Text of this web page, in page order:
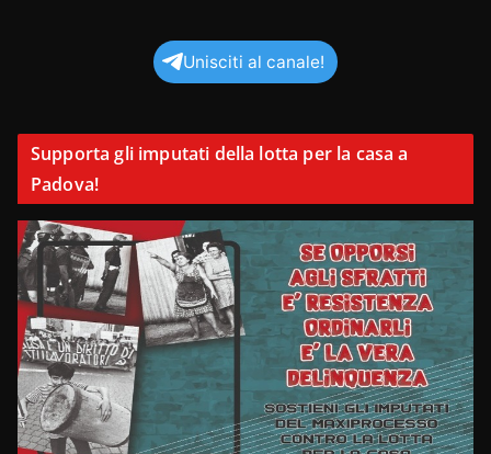
Unisciti al canale!
Supporta gli imputati della lotta per la casa a
Padova!